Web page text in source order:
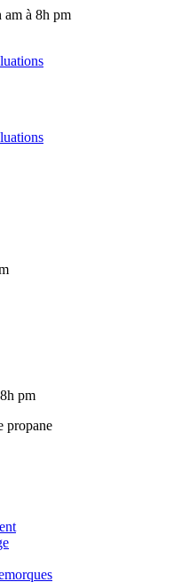
am à 8h pm
pm
propane